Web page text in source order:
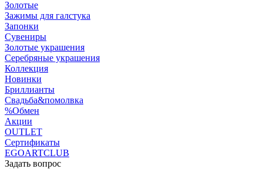
Золотые
Зажимы для галстука
Запонки
Сувениры
Золотые украшения
Серебряные украшения
Коллекция
Новинки
Бриллианты
Свадьба&помолвка
%Обмен
Акции
OUTLET
Сертификаты
EGOARTCLUB
Задать вопрос